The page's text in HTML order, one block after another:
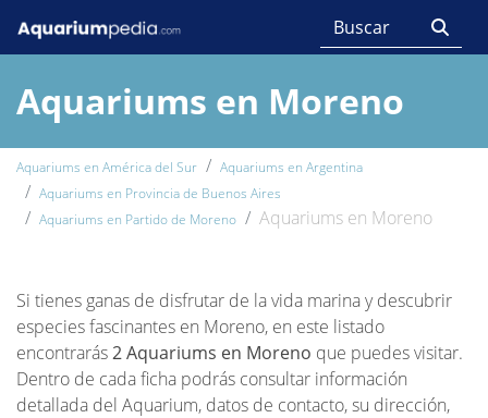
Aquariums en Moreno
Aquariums en América del Sur
Aquariums en Argentina
Aquariums en Provincia de Buenos Aires
Aquariums en Partido de Moreno
Aquariums en Moreno
Si tienes ganas de disfrutar de la vida marina y descubrir
especies fascinantes en Moreno, en este listado
encontrarás2 Aquariums en Moreno que puedes visitar.
Dentro de cada ficha podrás consultar información
detallada del Aquarium, datos de contacto, su dirección,